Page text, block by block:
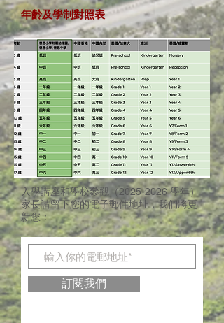
年齡及學制對照表
入學講座和學校參觀（2025-2026 學年）
家長請留下您的電子郵件地址，我們將更
新您：
訂閱我們